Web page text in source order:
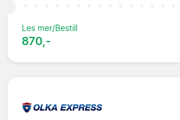
Les mer/Bestill
870,-